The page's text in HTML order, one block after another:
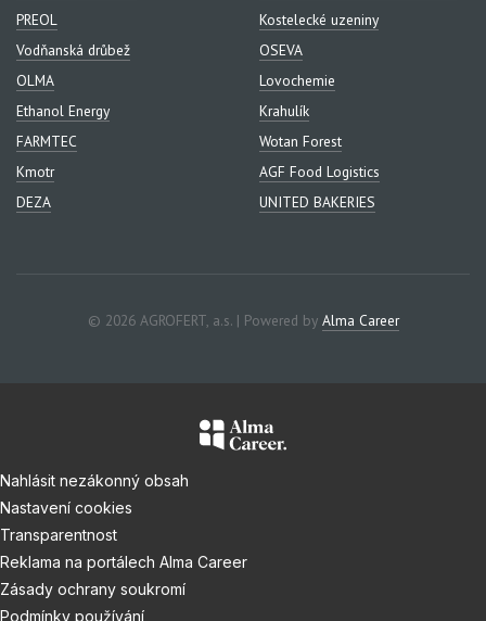
PREOL
Kostelecké uzeniny
Vodňanská drůbež
OSEVA
OLMA
Lovochemie
Ethanol Energy
Krahulík
FARMTEC
Wotan Forest
Kmotr
AGF Food Logistics
DEZA
UNITED BAKERIES
© 2026 AGROFERT, a.s. | Powered by Alma Career
Nahlásit nezákonný obsah
Nastavení cookies
Transparentnost
Reklama na portálech Alma Career
Zásady ochrany soukromí
Podmínky používání